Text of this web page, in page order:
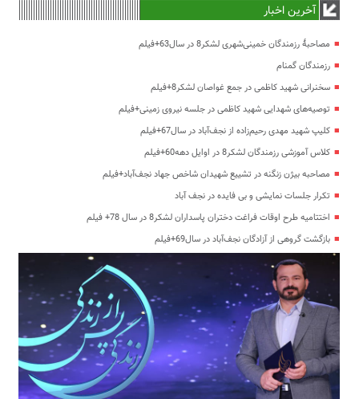
آخرین اخبار
مصاحبۀ رزمندگان خمینی‌شهری لشکر8 در سال63+فیلم
رزمندگان گمنام
سخنرانی شهید کاظمی در جمع غواصان لشکر8+فیلم
توصیه‌های شهدایی شهید کاظمی در جلسه نیروی زمینی+فیلم
کلیپ شهید مهدی رحیم‌زاده از نجف‌آباد در سال67+فیلم
کلاس آموزشی رزمندگان لشکر8 در اوایل دهه60+فیلم
مصاحبه بیژن زنگنه در تشییع شهیدان شاخص جهاد نجف‌آباد+فیلم
تکرار جلسات نمایشی و بی فایده در نجف آباد
اختتامیه طرح اوقات فراغت دختران پاسداران لشکر8 در سال 78+ فیلم
بازگشت گروهی از آزادگان نجف‌آباد در سال69+فیلم